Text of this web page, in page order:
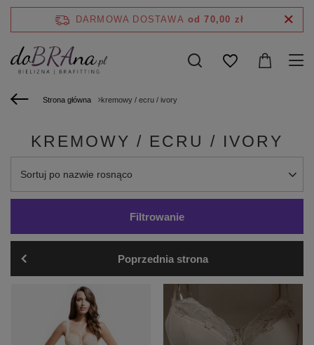
DARMOWA DOSTAWA od 70,00 zł
Strona główna kremowy / ecru / ivory
KREMOWY / ECRU / IVORY
Zmień sortowanie
Sortuj po nazwie rosnąco
Filtrowanie
Poprzednia strona